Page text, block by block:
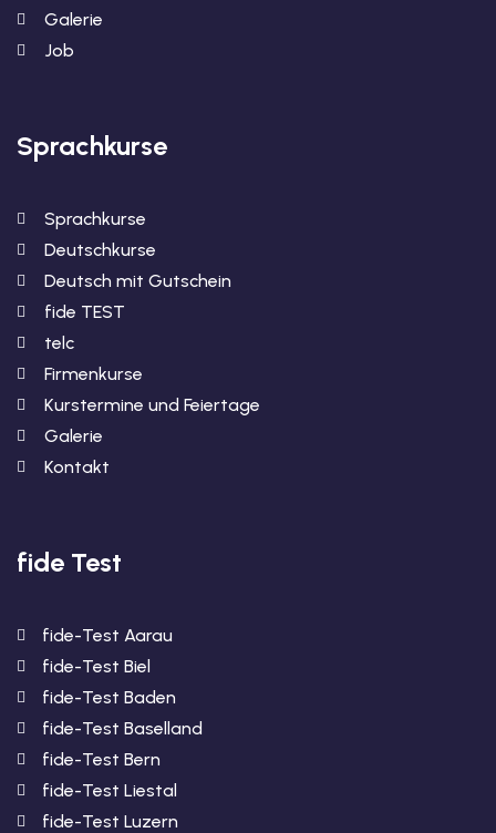
Galerie
Job
Sprachkurse
Sprachkurse
Deutschkurse
Deutsch mit Gutschein
fide TEST
telc
Firmenkurse
Kurstermine und Feiertage
Galerie
Kontakt
fide Test
fide-Test Aarau
fide-Test Biel
fide-Test Baden
fide-Test Baselland
fide-Test Bern
fide-Test Liestal
fide-Test Luzern